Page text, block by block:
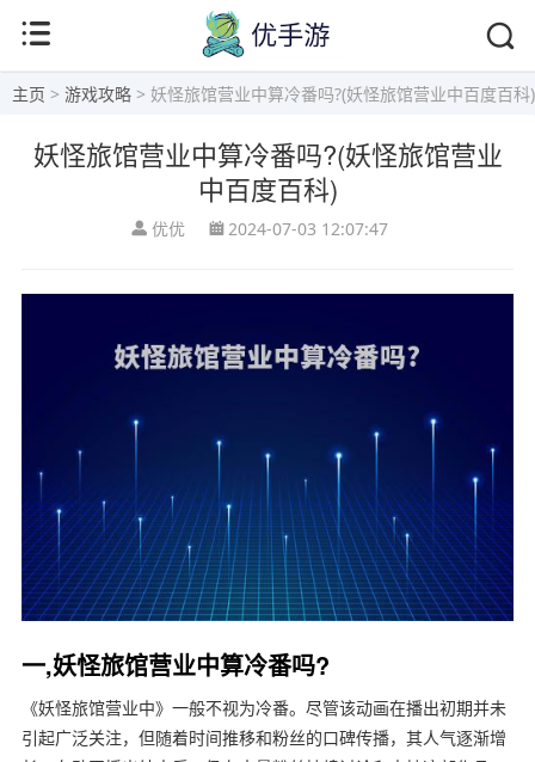
主页 > 游戏攻略 > 妖怪旅馆营业中算冷番吗?(妖怪旅馆营业中百度百科)
妖怪旅馆营业中算冷番吗?(妖怪旅馆营业
中百度百科)
优优 2024-07-03 12:07:47
一,妖怪旅馆营业中算冷番吗?
《妖怪旅馆营业中》一般不视为冷番。尽管该动画在播出初期并未
引起广泛关注，但随着时间推移和粉丝的口碑传播，其人气逐渐增